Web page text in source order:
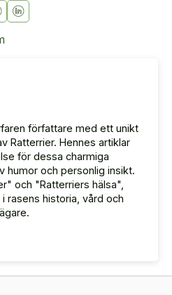
författare med ett unikt
Ratterrier. Hennes artiklar
för dessa charmiga
humor och personlig insikt.
och "Ratterriers hälsa",
rasens historia, vård och